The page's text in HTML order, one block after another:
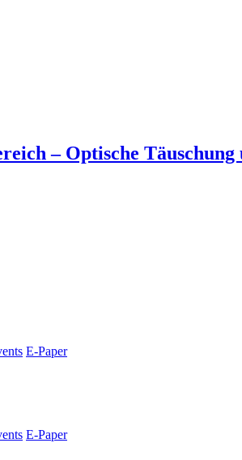
– Optische
E-Paper
E-Paper